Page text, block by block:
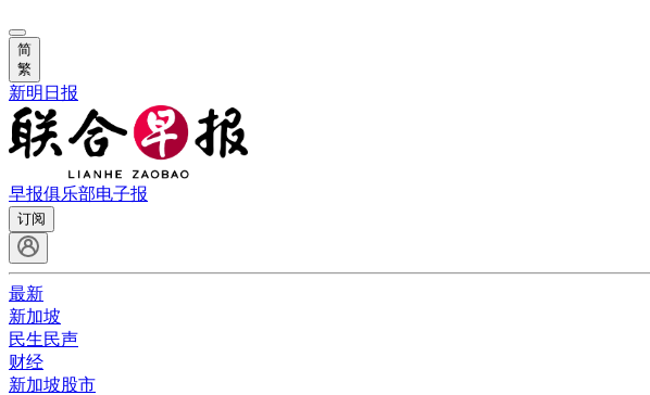
简
繁
新明日报
早报俱乐部电子报
订阅
最新
新加坡
民生民声
财经
新加坡股市